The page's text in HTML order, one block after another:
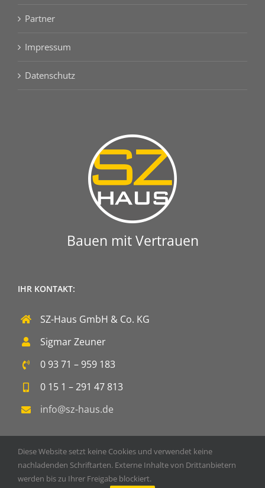
Partner
Impressum
Datenschutz
Bauen mit Vertrauen
IHR KONTAKT:
SZ-Haus GmbH & Co. KG
Sigmar Zeuner
0 93 71 – 959 183
0 15 1 – 291 47 813
info@sz-haus.de
Copyright 2020 SZ-Haus GmbH & Co. KG | Powered by
Diese Website setzt keine Cookies und verwendet keine
nachladenden Schriftarten. Externe Inhalte von Drittanbietern
werden bis zu Ihrer Freigabe blockiert.